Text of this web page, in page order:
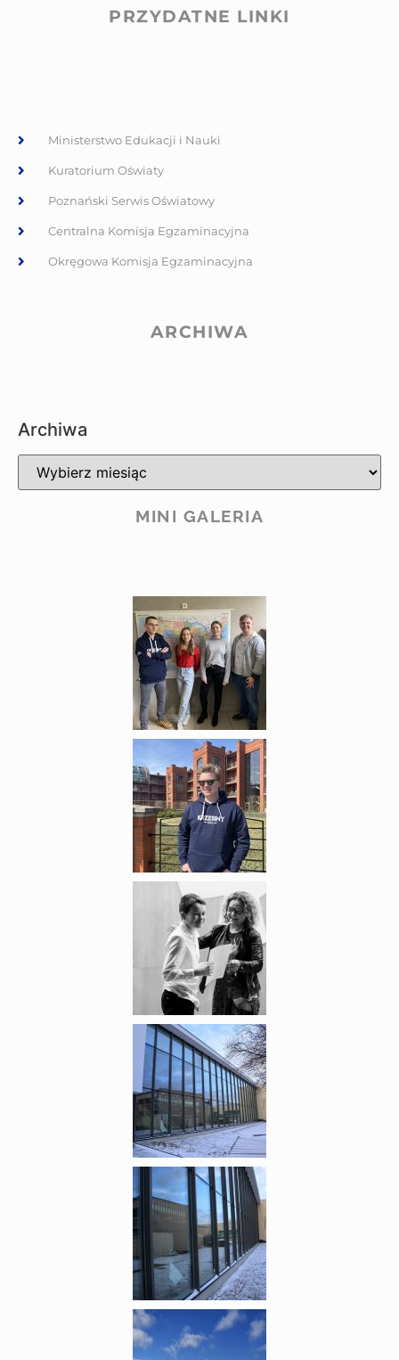
PRZYDATNE LINKI
Ministerstwo Edukacji i Nauki
Kuratorium Oświaty
Poznański Serwis Oświatowy
Centralna Komisja Egzaminacyjna
Okręgowa Komisja Egzaminacyjna
ARCHIWA
Archiwa
MINI GALERIA